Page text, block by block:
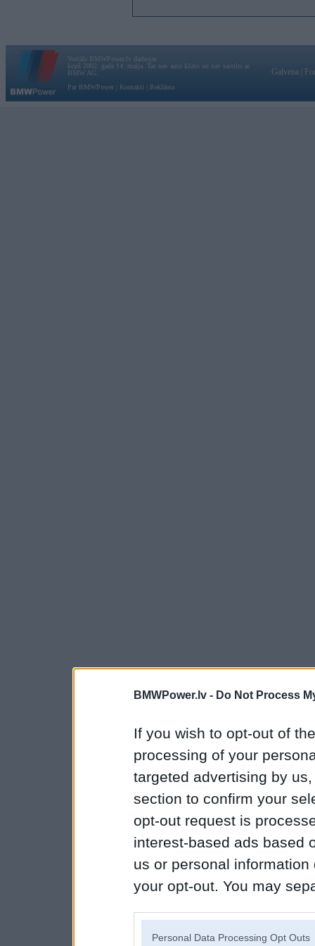
BMWPower.lv - Do Not Process
If you wish to opt-out of
processing of your
targeted advertising by
section to confirm your
opt-out request is
interest-based ads based
us or personal
your opt-out. You may
Personal Data Processing Opt Outs
Vortāls BMWPower.lv darbojas
kopš 2002. gada 14. maija. Tas nav auto klubs un nav saistīts ar
BMW AG.
Par BMWPower
Kontakti Reklāma
Galvena